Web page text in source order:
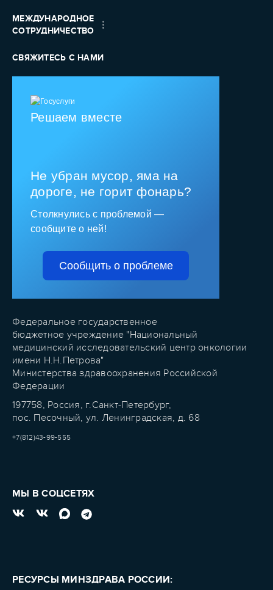
МЕЖДУНАРОДНОЕ
СОТРУДНИЧЕСТВО
СВЯЖИТЕСЬ С НАМИ
Решаем вместе
Не убран мусор, яма на
дороге, не горит фонарь?
Столкнулись с проблемой —
сообщите о ней!
Сообщить о проблеме
Федеральное государственное
бюджетное учреждение "Национальный
медицинский исследовательский центр онкологии
имени Н.Н.Петрова"
Министерства здравоохранения Российской
Федерации
197758, Россия, г.Санкт-Петербург,
пос. Песочный, ул. Ленинградская, д. 68
+7(812)43-99-555
МЫ В СОЦСЕТЯХ
РЕСУРСЫ МИНЗДРАВА РОССИИ: